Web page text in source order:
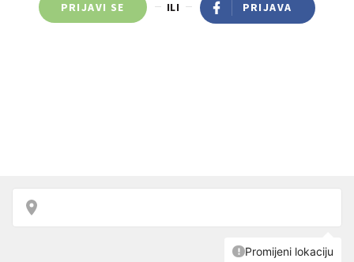
PRIJAVI SE ILI PRIJAVA